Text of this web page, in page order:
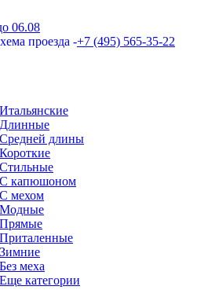
06.08
проезда -+7 (495) 565-35-22
Итальянские
Длинные
Средней длины
Короткие
Стильные
С капюшоном
С мехом
Модные
Прямые
Приталенные
Зимние
Без меха
Еще категории